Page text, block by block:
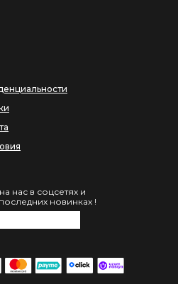
нас в соцсетях и
новинках !